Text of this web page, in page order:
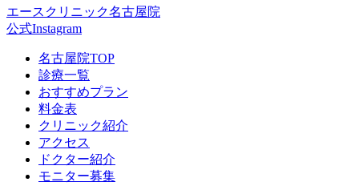
エースクリニック名古屋院
公式Instagram
名古屋院TOP
診療一覧
おすすめプラン
料金表
クリニック紹介
アクセス
ドクター紹介
モニター募集